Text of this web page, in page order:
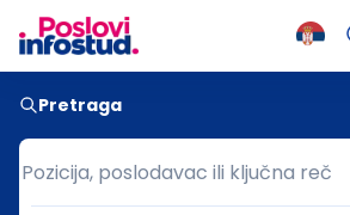
Pretraga
Pozicija, poslodavac ili ključna reč
Pozicija, poslodavac ili ključna reč